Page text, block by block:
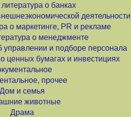
о банках
деятельности
о маркетинге, PR и рекламе
о менеджменте
управлении и подборе персонала
ценных бумагах и инвестициях
прочее
Дом и семья
животные
Драма